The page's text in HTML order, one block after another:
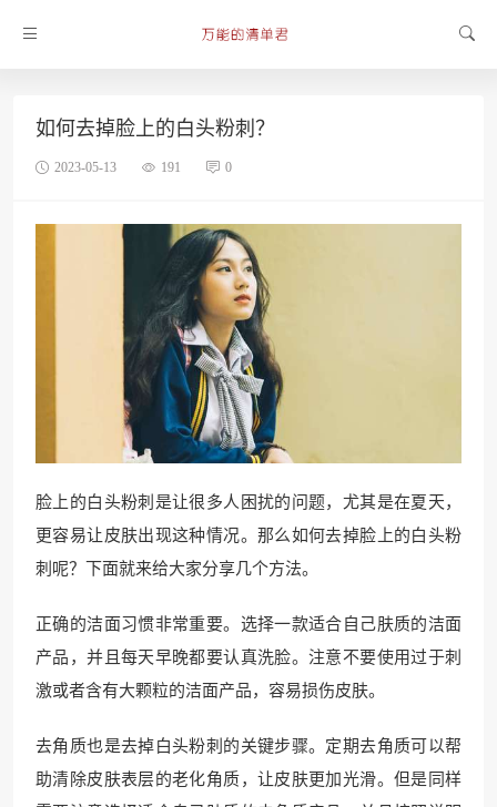
如何去掉脸上的白头粉刺？
2023-05-13 191 0
脸上的白头粉刺是让很多人困扰的问题，尤其是在夏天，
更容易让皮肤出现这种情况。那么如何去掉脸上的白头粉
刺呢？下面就来给大家分享几个方法。
正确的洁面习惯非常重要。选择一款适合自己肤质的洁面
产品，并且每天早晚都要认真洗脸。注意不要使用过于刺
激或者含有大颗粒的洁面产品，容易损伤皮肤。
去角质也是去掉白头粉刺的关键步骤。定期去角质可以帮
助清除皮肤表层的老化角质，让皮肤更加光滑。但是同样